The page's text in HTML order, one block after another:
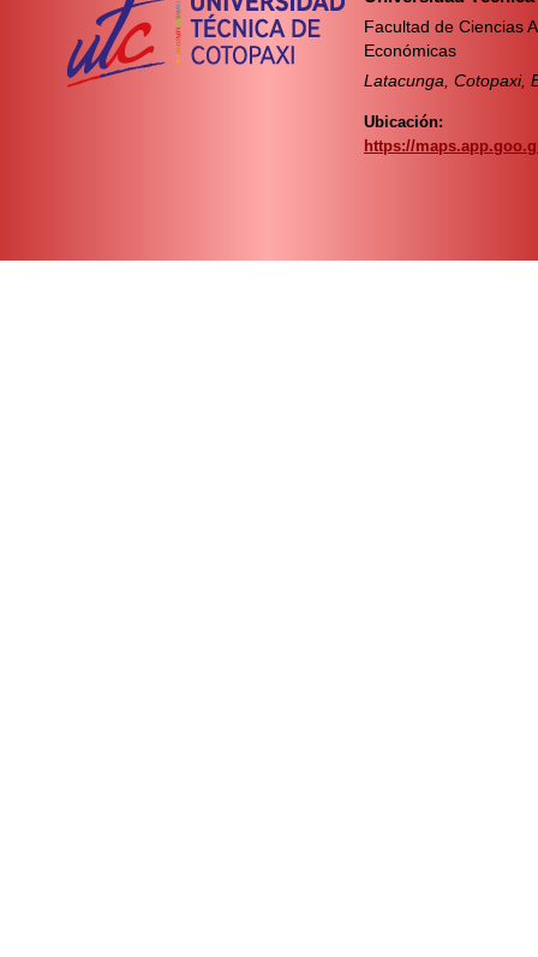
Facultad de Ciencias
Económicas
Latacunga, Cotopaxi,
Ubicación:
https://